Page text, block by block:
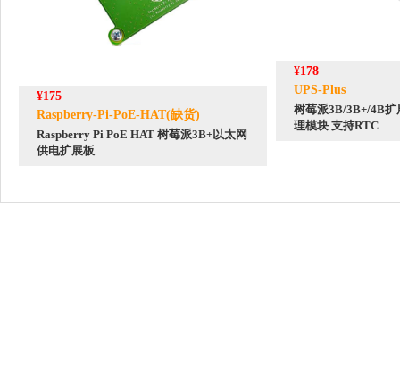
¥175
Raspberry-Pi-PoE-HAT(缺货)
Raspberry Pi PoE HAT 树莓派3B+以太网
供电扩展板
¥178
UPS-Plus
树莓派3B/3B+/4B扩
理模块 支持RTC